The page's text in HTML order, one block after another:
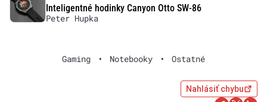
Inteligentné hodinky Canyon Otto SW-86
Peter Hupka
Gaming • Notebooky • Ostatné
Nahlásiť chybu